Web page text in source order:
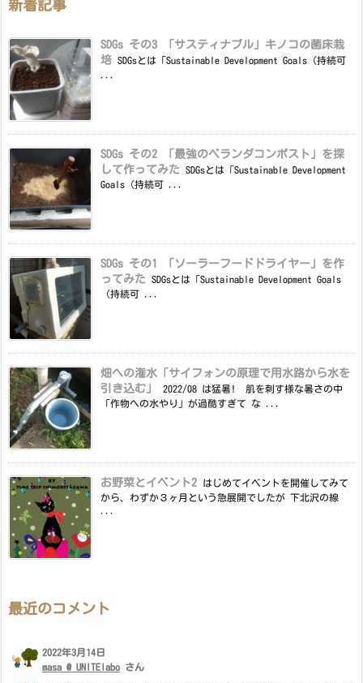
新着記事
SDGs その3 「サスティナブル」キノコの菌床栽
培 SDGsとは「Sustainable Development Goals（持続可
SDGs その2 「最強のベランダコンポスト」を探
して作ってみた
SDGsとは「Sustainable Development
Goals（持続可 ...
SDGs その1 「ソーラーフードドライヤー」を作
ってみた
SDGsとは「Sustainable Development Goals
（持続可 ...
畑への潅水「サイフォンの原理で用水路から水を
引き込む」
2022/08 は猛暑! 肌を刺す様な暑さの中
「作物への水やり」が過酷すぎて な ...
お野菜とイベント2
はじめてイベントを開催してみて
から、わずか３ヶ月という急展開でしたが 下北沢の線
最近のコメント
2022年3月14日
masa @ UNITElabo さん